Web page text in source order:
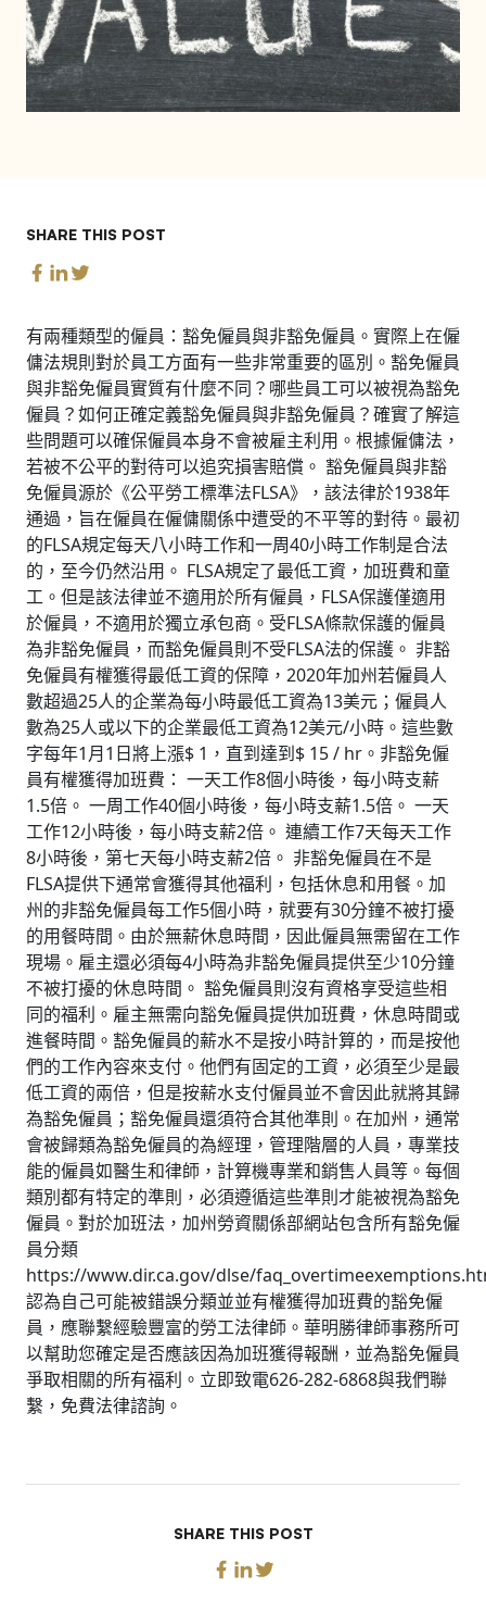
SHARE THIS POST
有兩種類型的僱員：豁免僱員與非豁免僱員。實際上在僱
傭法規則對於員工方面有一些非常重要的區別。豁免僱員
與非豁免僱員實質有什麼不同？哪些員工可以被視為豁免
僱員？如何正確定義豁免僱員與非豁免僱員？確實了解這
些問題可以確保僱員本身不會被雇主利用。根據僱傭法，
若被不公平的對待可以追究損害賠償。 豁免僱員與非豁
免僱員源於《公平勞工標準法FLSA》，該法律於1938年
通過，旨在僱員在僱傭關係中遭受的不平等的對待。最初
的FLSA規定每天八小時工作和一周40小時工作制是合法
的，至今仍然沿用。 FLSA規定了最低工資，加班費和童
工。但是該法律並不適用於所有僱員，FLSA保護僅適用
於僱員，不適用於獨立承包商。受FLSA條款保護的僱員
為非豁免僱員，而豁免僱員則不受FLSA法的保護。 非豁
免僱員有權獲得最低工資的保障，2020年加州若僱員人
數超過25人的企業為每小時最低工資為13美元；僱員人
數為25人或以下的企業最低工資為12美元/小時。這些數
字每年1月1日將上漲$ 1，直到達到$ 15 / hr。非豁免僱
員有權獲得加班費： 一天工作8個小時後，每小時支薪
1.5倍。 一周工作40個小時後，每小時支薪1.5倍。 一天
工作12小時後，每小時支薪2倍。 連續工作7天每天工作
8小時後，第七天每小時支薪2倍。 非豁免僱員在不是
FLSA提供下通常會獲得其他福利，包括休息和用餐。加
州的非豁免僱員每工作5個小時，就要有30分鐘不被打擾
的用餐時間。由於無薪休息時間，因此僱員無需留在工作
現場。雇主還必須每4小時為非豁免僱員提供至少10分鐘
不被打擾的休息時間。 豁免僱員則沒有資格享受這些相
同的福利。雇主無需向豁免僱員提供加班費，休息時間或
進餐時間。豁免僱員的薪水不是按小時計算的，而是按他
們的工作內容來支付。他們有固定的工資，必須至少是最
低工資的兩倍，但是按薪水支付僱員並不會因此就將其歸
為豁免僱員；豁免僱員還須符合其他準則。在加州，通常
會被歸類為豁免僱員的為經理，管理階層的人員，專業技
能的僱員如醫生和律師，計算機專業和銷售人員等。每個
類別都有特定的準則，必須遵循這些準則才能被視為豁免
僱員。對於加班法，加州勞資關係部網站包含所有豁免僱
員分類
https://www.dir.ca.gov/dlse/
認為自己可能被錯誤分類並並有權獲得加班費的豁免僱
員，應聯繫經驗豐富的勞工法律師。華明勝律師事務所可
以幫助您確定是否應該因為加班獲得報酬，並為豁免僱員
爭取相關的所有福利。立即致電626-282-6868與我們聯
繫，免費法律諮詢。
SHARE THIS POST